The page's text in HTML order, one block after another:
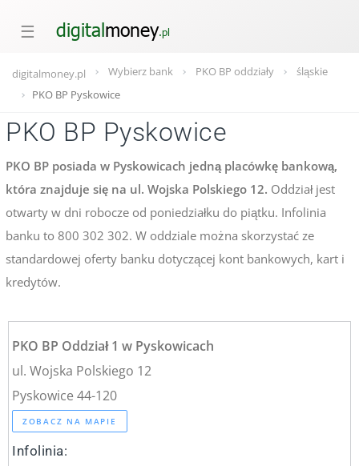
☰
digitalmoney.pl Wybierz bank PKO BP oddziały
śląskie
PKO BP Pyskowice
PKO BP Pyskowice
PKO BP posiada w Pyskowicach jedną placówkę bankową,
która znajduje się na ul. Wojska Polskiego 12. Oddział jest
otwarty w dni robocze od poniedziałku do piątku. Infolinia
banku to 800 302 302. W oddziale można skorzystać ze
standardowej oferty banku dotyczącej kont bankowych, kart i
kredytów.
PKO BP Oddział 1 w Pyskowicach
ul. Wojska Polskiego 12
Pyskowice 44-120
ZOBACZ NA MAPIE
Infolinia: